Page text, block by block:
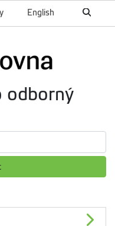
English
odborný